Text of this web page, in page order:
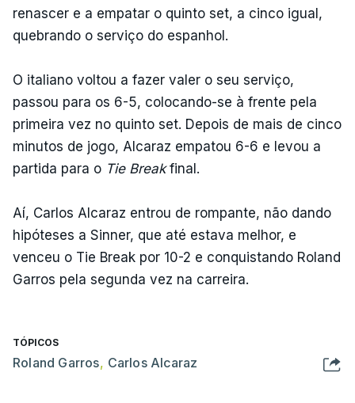
renascer e a empatar o quinto set, a cinco igual,
quebrando o serviço do espanhol.
O italiano voltou a fazer valer o seu serviço,
passou para os 6-5, colocando-se à frente pela
primeira vez no quinto set. Depois de mais de cinco
minutos de jogo, Alcaraz empatou 6-6 e levou a
partida para o Tie Breakfinal.
Aí, Carlos Alcaraz entrou de rompante, não dando
hipóteses a Sinner, que até estava melhor, e
venceu o Tie Break por 10-2 e conquistando Roland
Garros pela segunda vez na carreira.
TÓPICOS
Roland Garros, Carlos Alcaraz